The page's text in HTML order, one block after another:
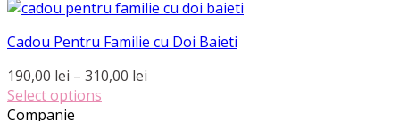
pagina
Opțiunile
pot
alese
în
pagina
prețuri:
până
Acest
are
mai
multe
variații.
Cadou Pentru Familie cu Doi Baieti
190,00 lei – 310,00 lei
Select options
Acest
Companie